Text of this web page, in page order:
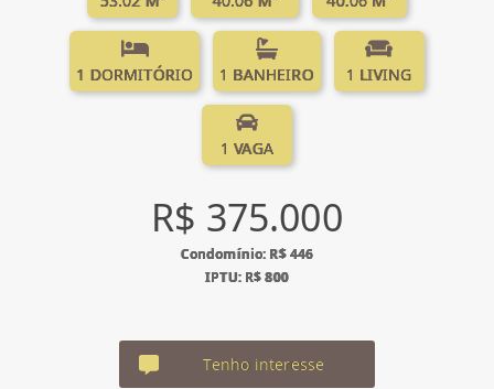
1 DORMITÓRIO 1 BANHEIRO 1 LIVING
1 VAGA
R$ 375.000
Condomínio: R$ 446
IPTU: R$ 800
Tenho interesse